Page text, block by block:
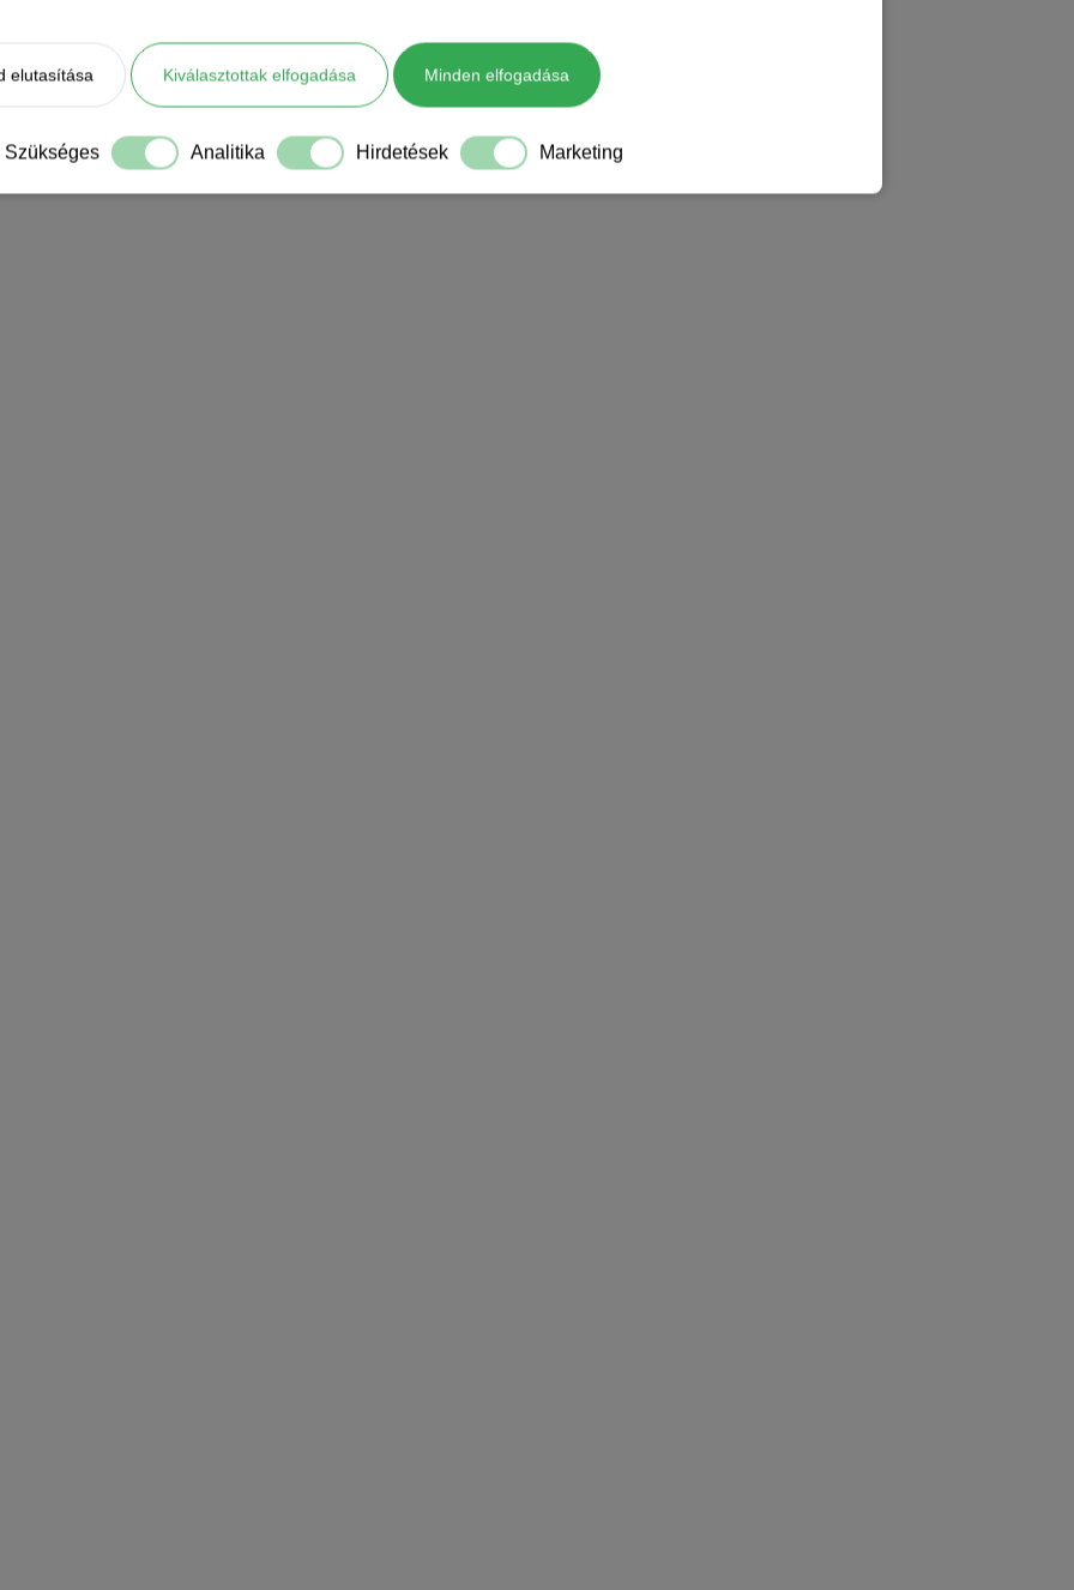
elutasítása Kiválasztottak elfogadása Minden elfogadása
Szükséges Analitika Hirdetések Marketing